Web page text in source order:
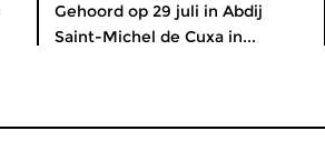
Gehoord op 29 juli in Abdij
Saint-Michel de Cuxa in...